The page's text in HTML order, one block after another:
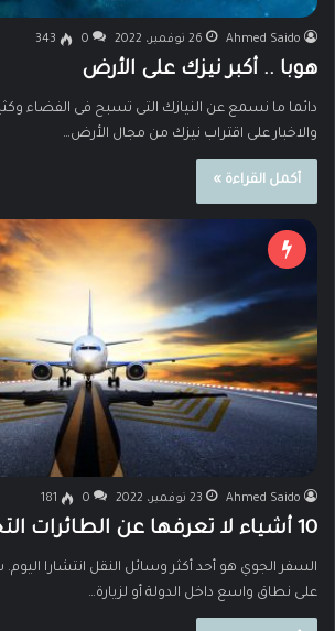
Ahmed Saido 26 نوفمبر، 2022 0
343
هوبا .. أكبر نيزك على الأرض
دائما ما نسمع عن النيازك التى تسبح فى الفضاء
والاخبار على اقتراب نيزك من مجال الأرض…
أكمل القراءة »
Ahmed Saido 23 نوفمبر، 2022 0
181
10 أشياء لا تعرفها عن الطائرات التجارية
السفر الجوي هو أحد أكثر وسائل النقل انتشارا
على نطاق واسع داخل الدولة أو لزيارة…